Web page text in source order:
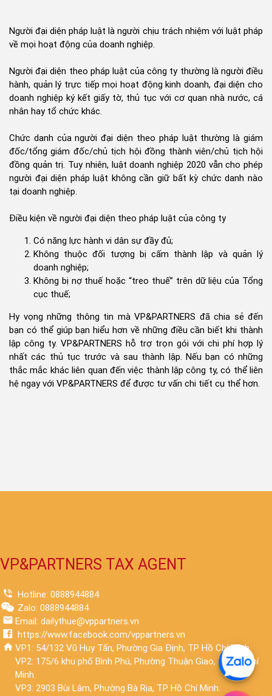
Người đại diện pháp luật là người chịu trách nhiệm với luật pháp
về mọi hoạt động của doanh nghiệp.
Người đại diện theo pháp luật của công ty thường là người điều
hành, quản lý trực tiếp mọi hoạt động kinh doanh, đại diện cho
doanh nghiệp ký kết giấy tờ, thủ tục với cơ quan nhà nước, cá
nhân hay tổ chức khác.
Chức danh của người đại diện theo pháp luật thường là giám
đốc/tổng giám đốc/chủ tịch hội đồng thành viên/chủ tịch hội
đồng quản trị. Tuy nhiên, luật doanh nghiệp 2020 vẫn cho phép
người đại diện pháp luật không cần giữ bất kỳ chức danh nào
tại doanh nghiệp.
Điều kiện về người đại diện theo pháp luật của công ty
Có năng lực hành vi dân sự đầy đủ;
Không thuộc đối tượng bị cấm thành lập và quản lý
doanh nghiệp;
Không bị nợ thuế hoặc “treo thuế” trên dữ liệu của Tổng
cục thuế;
Hy vọng những thông tin mà VP&PARTNERS đã chia sẻ đến
bạn có thể giúp bạn hiểu hơn về những điều cần biết khi thành
lập công ty. VP&PARTNERS hỗ trợ trọn gói với chi phí hợp lý
nhất các thủ tục trước và sau thành lập. Nếu bạn có những
thắc mắc khác liên quan đến việc thành lập công ty, có thể liên
hệ ngay với VP&PARTNERS để được tư vấn chi tiết cụ thể hơn.
VP&PARTNERS TAX AGENT
Hotline: 0888944884
Zalo: 0888944884
Email: dailythue@vppartners.vn
https://www.facebook.com/vppartners.vn
VP1: 54/132 Vũ Huy Tấn, Phường Gia Định, TP Hồ Chí Minh.
VP2: 175/6 khu phố Bình Phú, Phường Thuận Giao, TP Hồ Chí
Minh.
VP3: 2903 Bùi Lâm, Phường Bà Rịa, TP Hồ Chí Minh.